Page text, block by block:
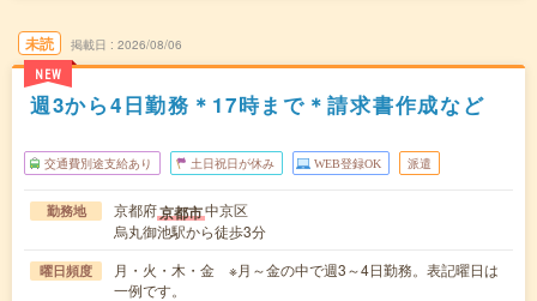
未読
NEW
掲載日 2026/08/06
週3から4日勤務＊17時まで＊請求書作成など
交通費別途支給あり 土日祝日が休み WEB登録OK 派遣
勤務地 京都府京都市中京区
烏丸御池駅から徒歩3分
曜日頻度
月・火・木・金 ※月～金の中で週3～4日勤務。表記曜日は
一例です。